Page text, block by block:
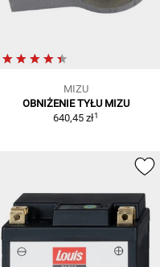
MIZU
OBNIŻENIE TYŁU MIZU
640,45 zł1